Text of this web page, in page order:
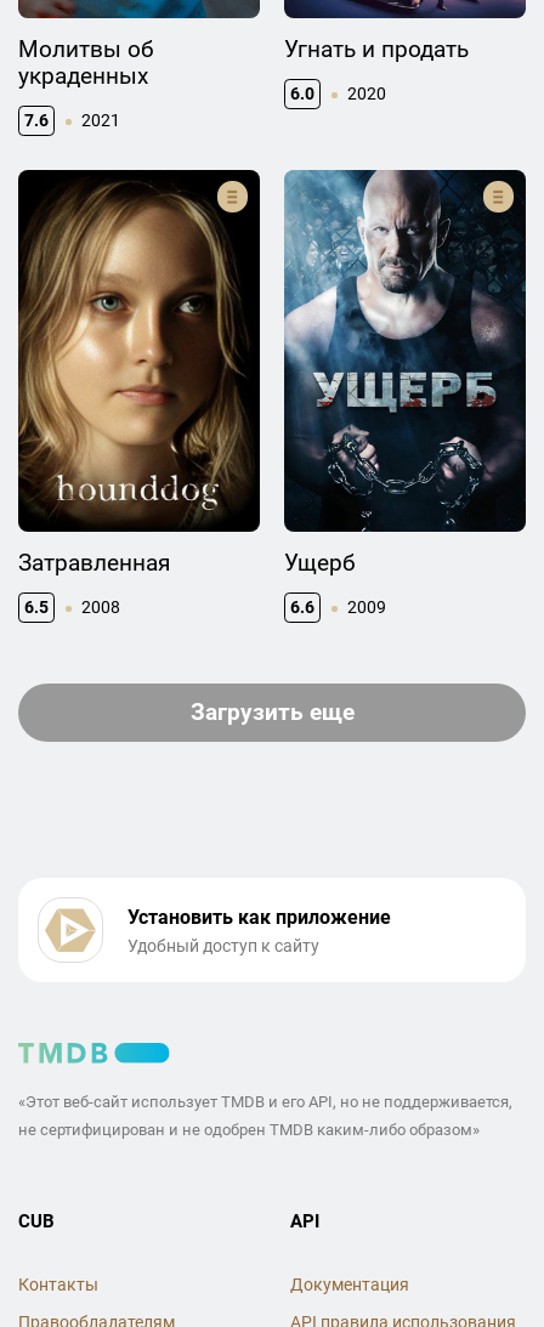
Молитвы об
украденных
7.6 2021
Угнать и продать
6.0 2020
Затравленная
6.5 2008
Ущерб
6.6 2009
Загрузить еще
Установить как приложение
Удобный доступ к сайту
«Этот веб-сайт использует TMDB и его API, но не поддерживается,
не сертифицирован и не одобрен TMDB каким-либо образом»
CUB
Контакты
Правообладателям
API
Документация
API правила использования